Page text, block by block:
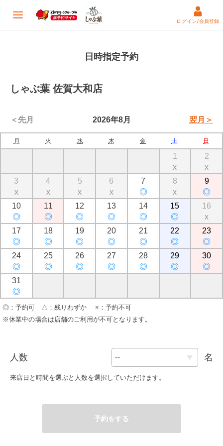
ログイン/会員登録
日時指定予約
しゃぶ葉 佐賀大和店
＜先月 2026年8月 翌月＞
月 火 水 木 金 土 日
1
x
2
x
3
x
4
x
5
x
6
x
7
◎
8
x
9
◎
10
◎
11
◎
12
◎
13
◎
14
◎
15
◎
16
x
17
◎
18
◎
19
◎
20
◎
21
◎
22
◎
23
◎
24
◎
25
◎
26
◎
27
◎
28
◎
29
◎
30
◎
31
◎
◎：予約可 △：残りわずか ×：予約不可
※休業中の場合は店舗のご利用が不可となります。
人数 名
来店日と時間を選ぶと人数を選択していただけます。
予約をする